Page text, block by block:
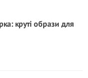
круті образи для